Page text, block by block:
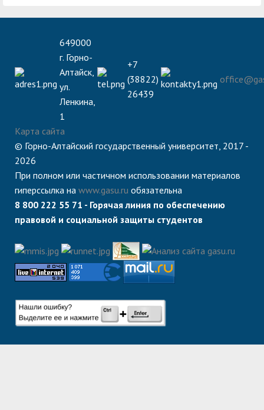
649000
г. Горно-
Алтайск,
ул.
Ленкина,
1
+7
(38822)
26439
Карта сайта
© Горно-Алтайский государственный университет, 2017 -
2026
При полном или частичном использовании материалов
гиперссылка на www.gasu.ru обязательна
8 800 222 55 71 - Горячая линия по обеспечению
правовой и социальной защиты студентов